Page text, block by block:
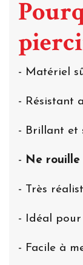
- Matériel
- Résistant
- Brillant et
- Ne rouille
- Très
- Idéal pour
- Facile à